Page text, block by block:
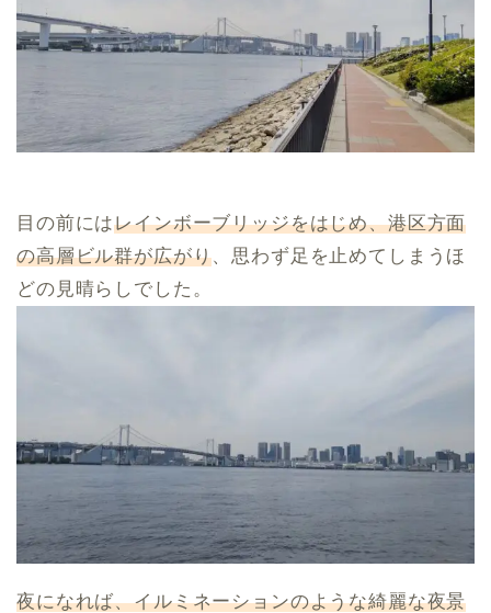
目の前にはレインボーブリッジをはじめ、港区方面
の高層ビル群が広がり、思わず足を止めてしまうほ
どの見晴らしでした。
夜になれば、イルミネーションのような綺麗な夜景